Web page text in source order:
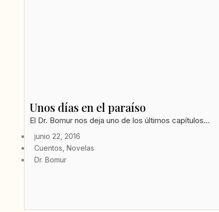
Unos días en el paraíso
El Dr. Bomur nos deja uno de los últimos capítulos...
junio 22, 2016
Cuentos Novelas
Dr. Bomur